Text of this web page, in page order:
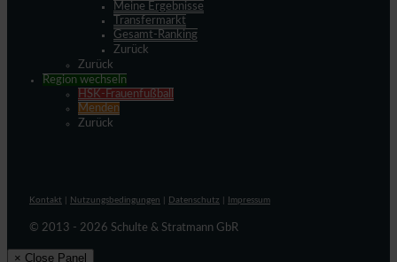
Meine Ergebnisse
Transfermarkt
Gesamt-Ranking
Zurück
Zurück
Region wechseln
HSK-Frauenfußball
Menden
Zurück
Kontakt Nutzungsbedingungen Datenschutz Impressum
© 2013 - 2026 Schulte & Stratmann GbR
× Close Panel